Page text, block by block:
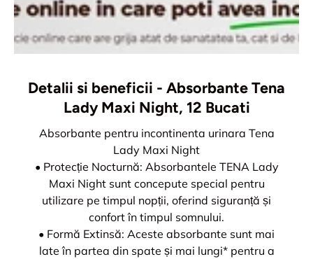
Detalii si beneficii - Absorbante Tena
Lady Maxi Night, 12 Bucati
Absorbante pentru incontinenta urinara Tena
Lady Maxi Night
• Protecție Nocturnă: Absorbantele TENA Lady
Maxi Night sunt concepute special pentru
utilizare pe timpul nopții, oferind siguranță și
confort în timpul somnului.
• Formă Extinsă: Aceste absorbante sunt mai
late în partea din spate și mai lungi* pentru a